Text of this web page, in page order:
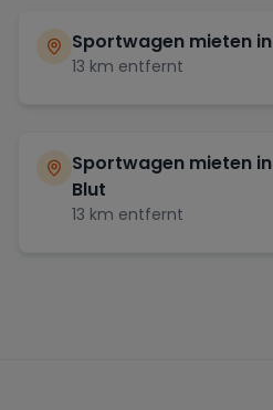
Sportwagen mieten in
13 km entfernt
Sportwagen mieten in
Blut
13 km entfernt